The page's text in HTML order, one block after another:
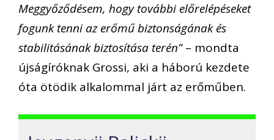
Meggyőződésem, hogy további előrelépéseket
fogunk tenni az erőmű biztonságának és
stabilitásának biztosítása terén”– mondta
újságíróknak Grossi, aki a háború kezdete
óta ötödik alkalommal járt az erőműben.